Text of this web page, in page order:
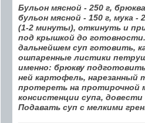
Бульон мясной - 250 г,
бульон мясной - 150 г, мука
(1-2 минуты), откинуть и
под крышкой до
дальнейшем суп готовить,
ошпаренные листики
именно: брюкву
ней картофель, нарезанный
протереть на протирочной
консистенции супа, довести
Подавать суп с мелкими